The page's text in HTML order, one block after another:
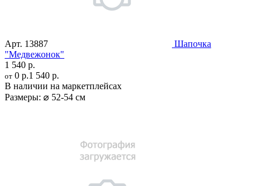
Арт. 13887
Шапочка
"Медвежонок"
1 540 р.
от 0 р.1 540 р.
В наличии на маркетплейсах
Размеры: ⌀ 52-54 см